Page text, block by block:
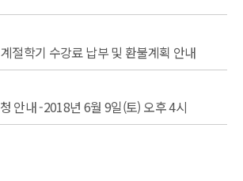
절학기 수강료 납부 및 환불계획 안내
안내 -2018년 6월 9일(토) 오후 4시